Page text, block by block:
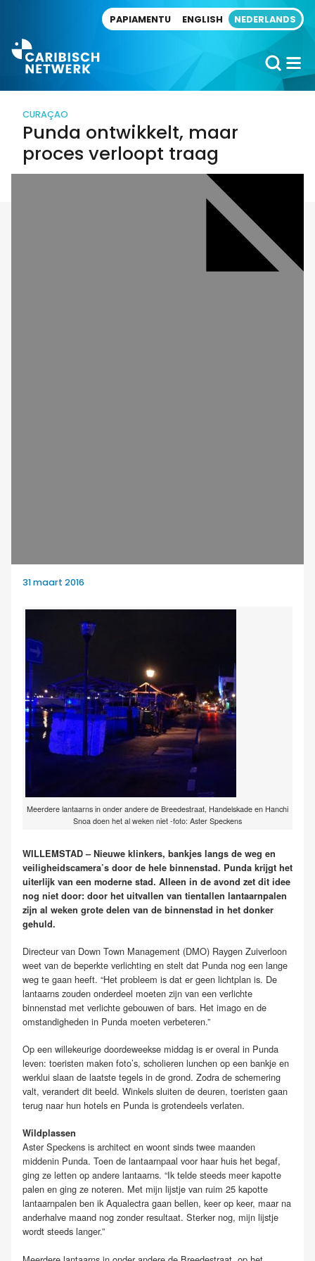
PAPIAMENTU ENGLISH NEDERLANDS
CURAÇAO
Punda ontwikkelt, maar
proces verloopt traag
31 maart 2016
Meerdere lantaarns in onder andere de Breedestraat, Handelskade en Hanchi
Snoa doen het al weken niet -foto: Aster Speckens
WILLEMSTAD – Nieuwe klinkers, bankjes langs de weg en
veiligheidscamera’s door de hele binnenstad. Punda krijgt het
uiterlijk van een moderne stad. Alleen in de avond zet dit idee
nog niet door: door het uitvallen van tientallen lantaarnpalen
zijn al weken grote delen van de binnenstad in het donker
gehuld.
Directeur van Down Town Management (DMO) Raygen Zuiverloon
weet van de beperkte verlichting en stelt dat Punda nog een lange
weg te gaan heeft. “Het probleem is dat er geen lichtplan is. De
lantaarns zouden onderdeel moeten zijn van een verlichte
binnenstad met verlichte gebouwen of bars. Het imago en de
omstandigheden in Punda moeten verbeteren.”
Op een willekeurige doordeweekse middag is er overal in Punda
leven: toeristen maken foto’s, scholieren lunchen op een bankje en
werklui slaan de laatste tegels in de grond. Zodra de schemering
valt, verandert dit beeld. Winkels sluiten de deuren, toeristen gaan
terug naar hun hotels en Punda is grotendeels verlaten.
Wildplassen
Aster Speckens is architect en woont sinds twee maanden
middenin Punda. Toen de lantaarnpaal voor haar huis het begaf,
ging ze letten op andere lantaarns. “Ik telde steeds meer kapotte
palen en ging ze noteren. Met mijn lijstje van ruim 25 kapotte
lantaarnpalen ben ik Aqualectra gaan bellen, keer op keer, maar na
anderhalve maand nog zonder resultaat. Sterker nog, mijn lijstje
wordt steeds langer.”